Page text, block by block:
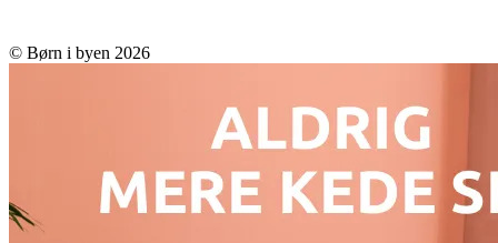
© Børn i byen 2026